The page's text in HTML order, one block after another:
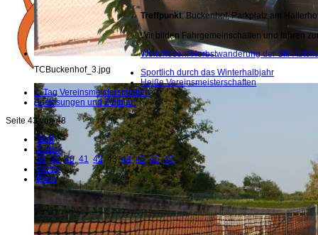
TCBuckenhof_3.jpg
Treffpunkt: Buckenhof, Parkplatz am
Wir bilden Fahrgemeinschaften und fahren
Weiterlesen: Herbstwanderung der Ski-
Sportlich durch das Winterhalbjahr
Heiße Vereinsmeisterschaften
1. Tag Vereinsmeisterschaften
Auslosungen und Zeitplan
Seite 43 von 48
Start
Zurück
38 39 40 41 42 43 44 45 46 47
Weiter
Ende